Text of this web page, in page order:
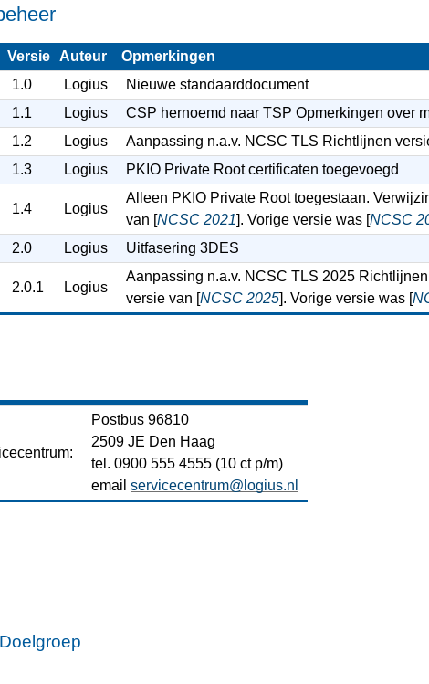
Versie Auteur
Opmerkingen
1.0 Logius
Nieuwe standaarddocument
1.1 Logius
CSP hernoemd naar TSP Opmerkingen over
1.2 Logius
Aanpassing n.a.v. NCSC TLS Richtlijnen
1.3 Logius PKIO Private Root certificaten toegevoegd
1.4 Logius
Alleen PKIO Private Root toegestaan.
van [NCSC 2021]. Vorige versie was [NCSC
2.0 Logius Uitfasering 3DES
2.0.1 Logius
Aanpassing n.a.v. NCSC TLS 2025
versie van [NCSC 2025]. Vorige versie was [
Postbus 96810
2509 JE Den Haag
tel. 0900 555 4555 (10 ct p/m)
email servicecentrum@logius.nl